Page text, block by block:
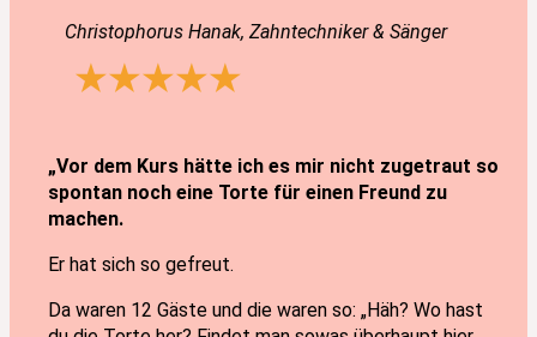
„Vor dem Kurs hätte ich es mir nicht zugetraut so
spontan noch eine Torte für einen Freund zu
machen.
Er hat sich so gefreut.
Da waren 12 Gäste und die waren so: „Häh? Wo hast
Christophorus Hanak, Zahntechniker & Sänger